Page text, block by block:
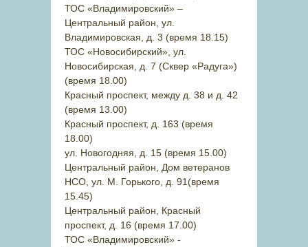
ТОС «Владимировский» –
Центральный район, ул.
Владимировская, д. 3 (время 18.15)
ТОС «Новосибирский», ул.
Новосибирская, д. 7 (Сквер «Радуга»)
(время 18.00)
Красный проспект, между д. 38 и д. 42
(время 13.00)
Красный проспект, д. 163 (время
18.00)
ул. Новогодняя, д. 15 (время 15.00)
Центральный район, Дом ветеранов
НСО, ул. М. Горького, д. 91(время
15.45)
Центральный район, Красный
проспект, д. 16 (время 17.00)
ТОС «Владимировский» -